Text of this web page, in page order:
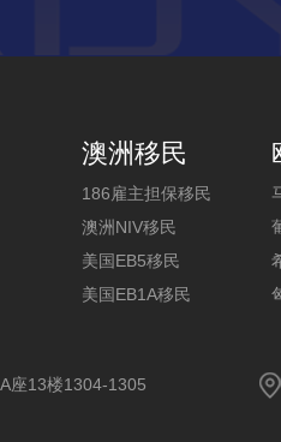
澳洲移民
186雇主担保移民
澳洲NIV移民
美国EB5移民
美国EB1A移民
座13楼1304-1305